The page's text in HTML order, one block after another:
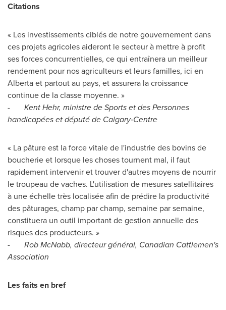
Citations
« Les investissements ciblés de notre gouvernement dans
ces projets agricoles aideront le secteur à mettre à profit
ses forces concurrentielles, ce qui entraînera un meilleur
rendement pour nos agriculteurs et leurs familles, ici en
Albertaet partout au pays, et assurera la croissance
continue de la classe moyenne. »
- Kent Hehr, ministre de Sports et des Personnes
handicapées et député de Calgary‑Centre
« La pâture est la force vitale de l'industrie des bovins de
boucherie et lorsque les choses tournent mal, il faut
rapidement intervenir et trouver d'autres moyens de nourrir
le troupeau de vaches. L'utilisation de mesures satellitaires
à une échelle très localisée afin de prédire la productivité
des pâturages, champ par champ, semaine par semaine,
constituera un outil important de gestion annuelle des
risques des producteurs. »
- Rob McNabb, directeur général, Canadian Cattlemen's
Association
Les faits en bref